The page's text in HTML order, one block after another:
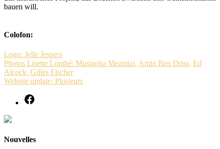
bauen will.
Colofon:
Logo: Jelle Jespers
Photos Lisette Lombé: Mustapha Mezmizi, Amin Ben Driss, Ed
Alcock, Gilles Fischer
Website update: Plusieurs
Nouvelles